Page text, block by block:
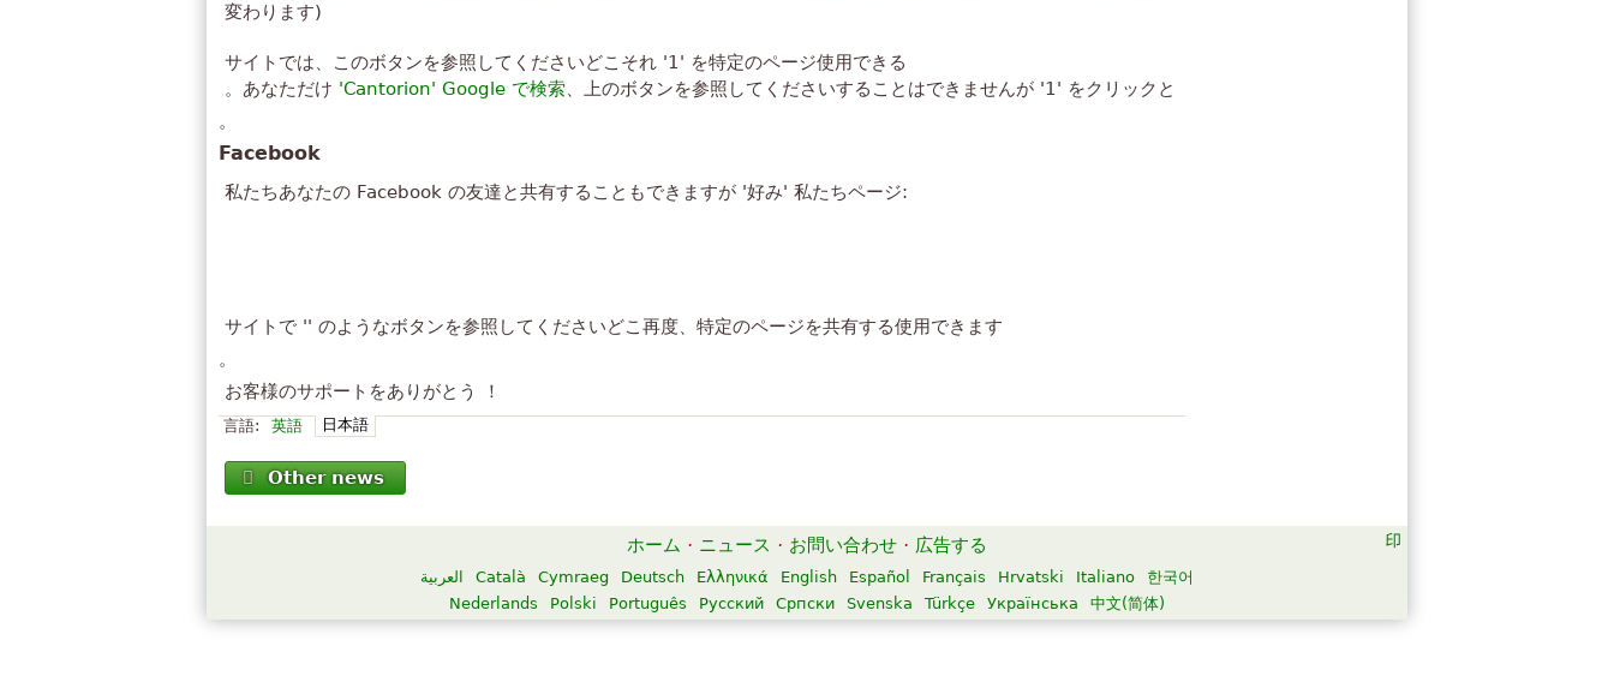
変わります)
サイトでは、このボタンを参照してくださいどこそれ '1' を特定のページ使用できる
。あなただけ 'Cantorion' Google で検索、上のボタンを参照してくださいすることはできませんが '1' をクリックと
。
Facebook
私たちあなたの Facebook の友達と共有することもできますが '好み' 私たちページ:
サイトで '' のようなボタンを参照してくださいどこ再度、特定のページを共有する使用できます
。
お客様のサポートをありがとう ！
言語: 英語 日本語
Other news
ホーム · ニュース · お問い合わせ · 広告する
العربية Català Cymraeg Deutsch Ελληνικά English Español Français Hrvatski Italiano
한국어
Nederlands
Polski Português Русский Српски Svenska Türkçe Українська 中文(简体)